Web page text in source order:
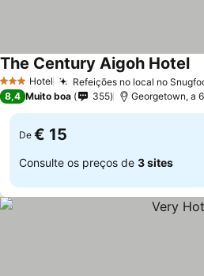
3 EstrelasHotel Refeições no local no
The Century Aigoh Hotel
8,4 Muito boa 355 Georgetown, a
De € 15
Consulte os preços de 3 sites